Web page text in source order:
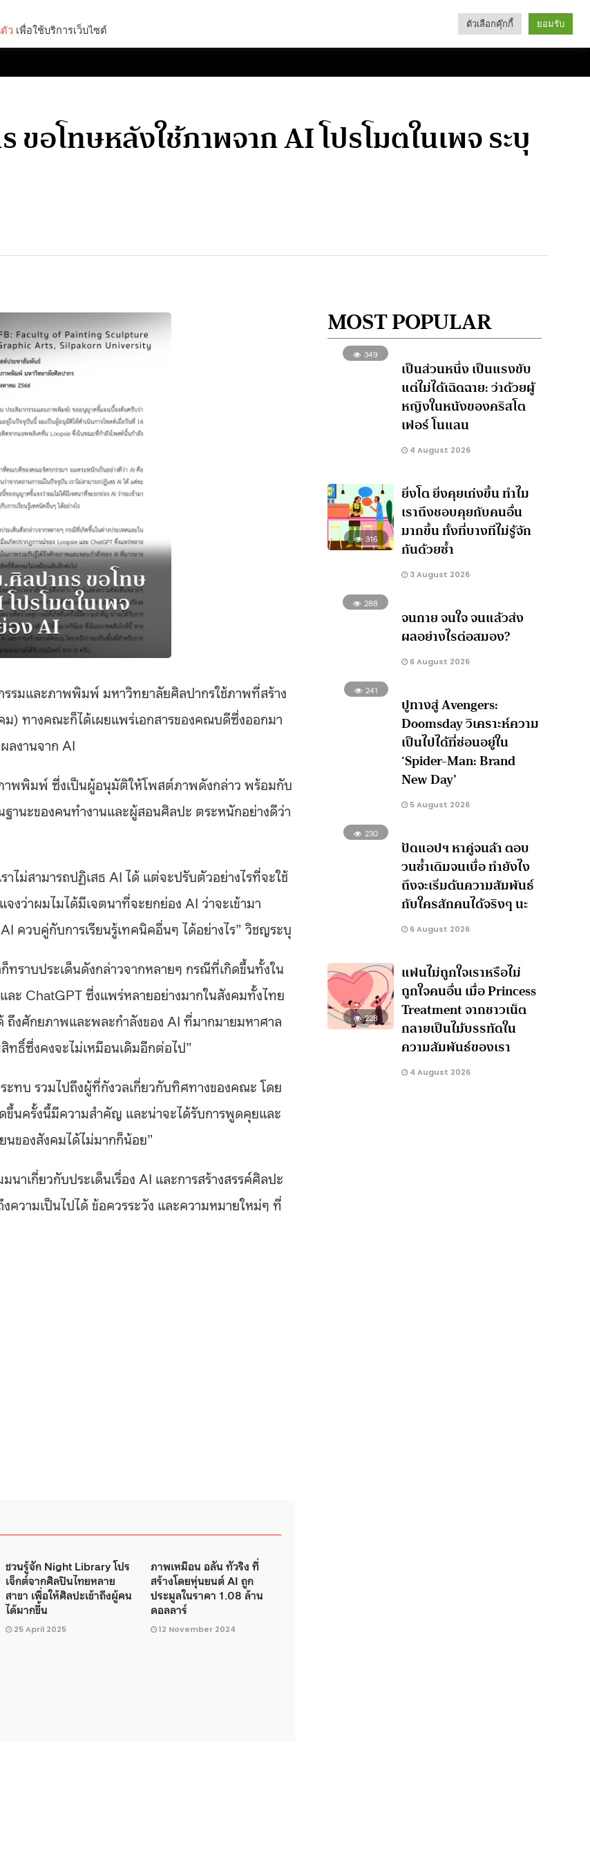
Categories
อโทษหลังใช้ภาพจาก AI โปรโมตในเพจ ระบุ
มและภาพพิมพ์ มหาวิทยาลัยศิลปากรใช้ภาพที่สร้าง
) ทางคณะก็ได้เผยแพร่เอกสารของคณบดีซึ่งออกมา
ลงานจาก AI
พพิมพ์ ซึ่งเป็นผู้อนุมัติให้โพสต์ภาพดังกล่าว พร้อมกับ
านะของคนทำงานและผู้สอนศิลปะ ตระหนักอย่างดีว่า
ไม่สามารถปฏิเสธ AI ได้ แต่จะปรับตัวอย่างไรที่จะใช้
ว่าผมไมได้มีเจตนาที่จะยกย่อง AI ว่าจะเข้ามา
ควบคู่กับการเรียนรู้เทคนิคอื่นๆ ได้อย่างไร” วิชญระบุ
ทราบประเด็นดังกล่าวจากหลายๆ กรณีที่เกิดขึ้นทั้งใน
ะ ChatGPT ซึ่งแพร่หลายอย่างมากในสังคมทั้งไทย
ถึงศักยภาพและพละกำลังของ AI ที่มากมายมหาศาล
ทธิ์ซึ่งคงจะไม่เหมือนเดิมอีกต่อไป”
ทบ รวมไปถึงผู้ที่กังวลเกี่ยวกับทิศทางของคณะ โดย
ขึ้นครั้งนี้มีความสำคัญ และน่าจะได้รับการพูดคุยและ
นของสังคมได้ไม่มากก็น้อย”
าเกี่ยวกับประเด็นเรื่อง AI และการสร้างสรรค์ศิลปะ
ความเป็นไปได้ ข้อควรระวัง และความหมายใหม่ๆ ที่
ชวนรู้จัก Night Library โปร
เจ็กต์จากศิลปินไทยหลาย
สาขา เพื่อให้ศิลปะเข้าถึงผู้คน
ได้มากขึ้น
25 April 2025
ภาพเหมือน อลัน ทัวริง ที่
สร้างโดยหุ่นยนต์ AI ถูก
ประมูลในราคา 1.08 ล้าน
ดอลลาร์
12 November 2024
MOST POPULAR
349
เป็นส่วนหนึ่ง เป็นแรงขับ
แต่ไม่ได้เฉิดฉาย: ว่าด้วยผู้
หญิงในหนังของคริสโต
เฟอร์ โนแลน
4 August 2026
316
ยิ่งโต ยิ่งคุยเก่งขึ้น ทำไม
เราถึงชอบคุยกับคนอื่น
มากขึ้น ทั้งที่บางทีไม่รู้จัก
กันด้วยซ้ำ
3 August 2026
288
จนกาย จนใจ จนแล้วส่ง
ผลอย่างไรต่อสมอง?
6 August 2026
241
ปูทางสู่ Avengers:
Doomsday วิเคราะห์ความ
เป็นไปได้ที่ซ่อนอยู่ใน
‘Spider-Man: Brand
New Day’
5 August 2026
230
ปัดแอปฯ หาคู่จนล้า ตอบ
วนซ้ำเดิมจนเบื่อ ทำยังไง
ถึงจะเริ่มต้นความสัมพันธ์
กับใครสักคนได้จริงๆ นะ
6 August 2026
228
แฟนไม่ถูกใจเราหรือไม่
ถูกใจคนอื่น เมื่อ Princess
Treatment จากชาวเน็ต
กลายเป็นไม้บรรทัดใน
ความสัมพันธ์ของเรา
4 August 2026
ว เพื่อใช้บริการเว็บไซต์ ตัวเลือกคุ๊กกี้ ยอมรับ